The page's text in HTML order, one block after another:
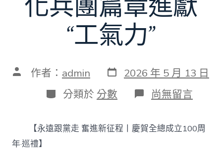
化兵團篇章進獻
“工氣力”
文 作者： admin 發
表
日
期
2026 年 5 月 13 日
分
類
分類於 分數 在
〈永
跟
黨
尚無留言
【永遠跟黨走 奮進新征程丨慶賀全總成立100周
年·巡禮】